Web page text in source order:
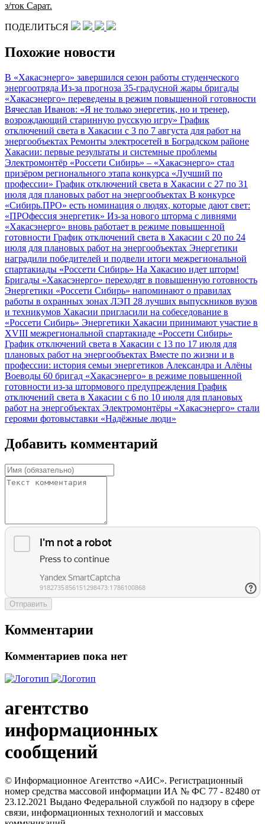
з/ток Сарат.
ПОДЕЛИТЬСЯ
Похожие новости
В «Хакасэнерго» завершился сезон работы студенческого
энергоотряда Из-за прогноза 35-градусной жары бригады
«Хакасэнерго» переведены в режим повышенной готовности
Вячеслав Иванов: «Я не только энергетик, но и тренер,
возрождающий старинную русскую игру» График
отключений света в Хакасии с 3 по 7 августа для работ на
энергообъектах Ремонты электросетей в Боградском районе
Хакасии: первые результаты и системные проблемы
Электромонтёр «Россети Сибирь» – «Хакасэнерго» стал
призёром регионального этапа конкурса «Лучший по
профессии» График отключений света в Хакасии с 27 по 31
июля для плановых работ на энергообъектах В конкурсе
«Сибирь.ПРО» есть номинация о людях, которые дают свет:
«ПРОфессия энергетик» Из-за нового шторма с ливнями
«Хакасэнерго» вновь работает в режиме повышенной
готовности График отключений света в Хакасии с 20 по 24
июля для плановых работ на энергообъектах Энергетики
наградили победителей и подвели итоги межрегиональной
спартакиады «Россети Сибирь» На Хакасию идет шторм!
Бригады «Хакасэнерго» переходят в повышенную готовность
Энергетики «Россети Сибирь» напоминают о правилах
работы в охранных зонах ЛЭП 28 лучших выпускников вузов
и техникумов Хакасии пригласили на собеседование в
«Россети Сибирь» Энергетики Хакасии принимают участие в
XVIII межрегиональной спартакиаде «Россети Сибирь»
График отключений света в Хакасии с 13 по 17 июля для
плановых работ на энергообъектах Вместе по жизни и в
профессии: история семьи энергетиков Александра и Алёны
Воеводы 60 бригад «Хакасэнерго» в режиме повышенной
готовности из-за штормового предупреждения График
отключений света в Хакасии с 6 по 10 июля для плановых
работ на энергобъектах Электромонтёры «Хакасэнерго» стали
героями фотовыставки «Надёжные люди»
Добавить комментарий
Отправить
Комментарии
Комментариев пока нет
агентство
информационных
сообщений
© Информационное Агентство «АИС». Регистрационный
номер средства массовой информации ИА № ФС 77 - 82480 от
23.12.2021 Выдано Федеральной службой по надзору в сфере
связи, информационных технологий и массовых